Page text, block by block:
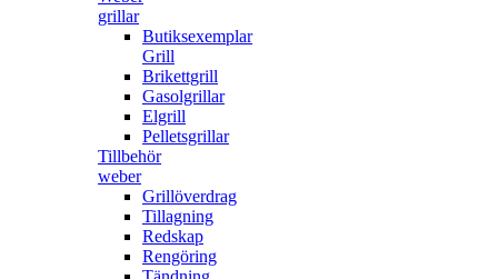
grillar
Butiksexemplar
Grill
Brikettgrill
Gasolgrillar
Elgrill
Pelletsgrillar
Tillbehör
weber
Grillöverdrag
Tillagning
Redskap
Rengöring